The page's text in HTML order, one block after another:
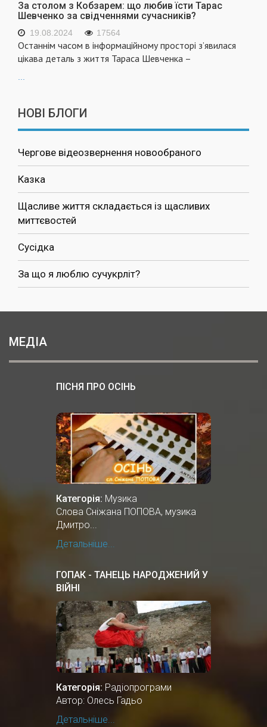
За столом з Кобзарем: що любив їсти Тарас
Шевченко за свідченнями сучасників?
19.08.2024 17564
Останнім часом в інформаційному просторі з’явилася
цікава деталь з життя Тараса Шевченка –
НОВІ БЛОГИ
Чергове відеозвернення новообраного
Казка
Щасливе життя складається із щасливих
миттєвостей
Сусідка
За що я люблю сучукрліт?
МЕДІА
ПІСНЯ ПРО ОСІНЬ
Категорія: Музика
Cлова Сніжана ПОПОВА, музика
Дмитро...
Детальніше...
ГОПАК - ТАНЕЦЬ НАРОДЖЕНИЙ У
ВІЙНІ
Категорія: Радіопрограми
Автор: Олесь Гадьо
Детальніше...